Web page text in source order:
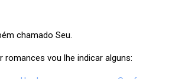
chamado Seu.
romances vou lhe indicar alguns: